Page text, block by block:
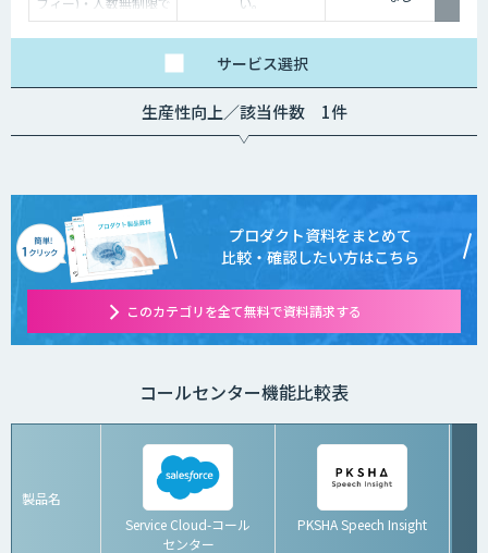
ご利用いただけます。
サービス選択
生産性向上／該当件数 1件
プロダクト資料をまとめて
比較・確認したい方はこちら
このカテゴリを全て無料で資料請求する
コールセンター機能比較表
製品名
Service Cloud-コール
センター
PKSHA Speech Insight